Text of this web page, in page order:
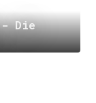
- Die